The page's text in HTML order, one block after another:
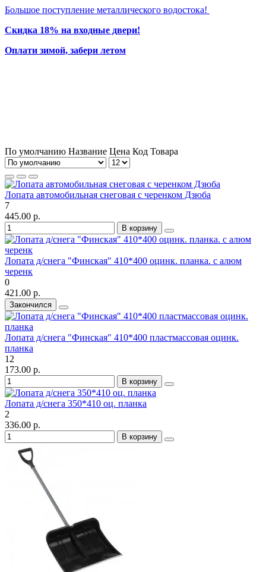
Большое поступление металлического водостока!
Скидка 18% на входные двери!
Оплати зимой, забери летом
По умолчанию Название Цена Код Товара
Лопата автомобильная снеговая с черенком Дзюба
7
445.00 р.
В корзину
Лопата д/снега "Финская" 410*400 оцинк. планка. с алюм
черенк
0
421.00 р.
Закончился
Лопата д/снега "Финская" 410*400 пластмассовая оцинк.
планка
12
173.00 р.
В корзину
Лопата д/снега 350*410 оц. планка
2
336.00 р.
В корзину